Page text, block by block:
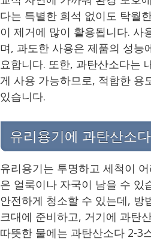
다는 특별한 희석 없이도 탁월
이 제거에 많이 활용됩니다. 사
며, 과도한 사용은 제품의 성능
요합니다. 또한, 과탄산소다는
게 사용 가능하므로, 적합한 용
있습니다.
유리용기에 과탄산소
유리용기는 투명하고 세척이
은 얼룩이나 자국이 남을 수 있
안전하게 청소할 수 있는데, 방
크대에 준비하고, 거기에 과탄
따뜻한 물에는 과탄산소다 2-3